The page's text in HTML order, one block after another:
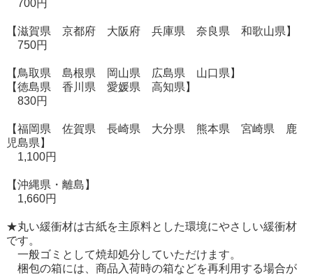
700円
【滋賀県 京都府 大阪府 兵庫県 奈良県 和歌山県】
750円
【鳥取県 島根県 岡山県 広島県 山口県】
【徳島県 香川県 愛媛県 高知県】
830円
【福岡県 佐賀県 長崎県 大分県 熊本県 宮崎県 鹿
児島県】
1,100円
【沖縄県・離島】
1,660円
★丸い緩衝材は古紙を主原料とした環境にやさしい緩衝材
です。
一般ゴミとして焼却処分していただけます。
梱包の箱には、商品入荷時の箱などを再利用する場合が